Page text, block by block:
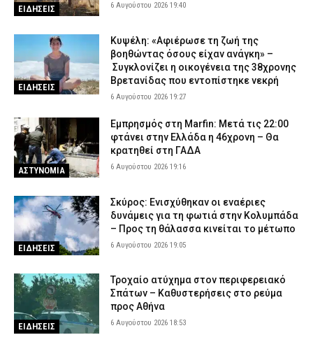
ΕΙΔΗΣΕΙΣ 6 Αυγούστου 2026 19:40
ΕΙΔΗΣΕΙΣ
Κυψέλη: «Αφιέρωσε τη ζωή της
βοηθώντας όσους είχαν ανάγκη» –
Συγκλονίζει η οικογένεια της 38χρονης
Βρετανίδας που εντοπίστηκε νεκρή
6 Αυγούστου 2026 19:27
ΑΣΤΥΝΟΜΙΑ
Εμπρησμός στη Marfin: Μετά τις 22:00
φτάνει στην Ελλάδα η 46χρονη – Θα
κρατηθεί στη ΓΑΔΑ
6 Αυγούστου 2026 19:16
ΕΙΔΗΣΕΙΣ
Σκύρος: Ενισχύθηκαν οι εναέριες
δυνάμεις για τη φωτιά στην Κολυμπάδα
– Προς τη θάλασσα κινείται το μέτωπο
6 Αυγούστου 2026 19:05
ΕΙΔΗΣΕΙΣ
Τροχαίο ατύχημα στον περιφερειακό
Σπάτων – Καθυστερήσεις στο ρεύμα
προς Αθήνα
6 Αυγούστου 2026 18:53